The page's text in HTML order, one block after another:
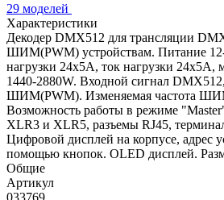
29 моделей
Характеристики
Декодер DMX512 для трансляции
ШИМ(PWM) устройствам. Питание
нагрузки 24x5A, ток нагрузки 24x5A,
1440-2880W. Входной сигнал
ШИМ(PWM). Изменяемая частота
Возможность работы в режиме
XLR3 и XLR5, разъемы RJ45,
Цифровой дисплей на корпусе, адрес
помощью кнопок. OLED дисплей.
Общие
Артикул
033769